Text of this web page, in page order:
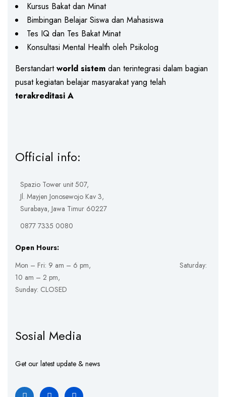
Kursus Bakat dan Minat
Bimbingan Belajar Siswa dan Mahasiswa
Tes IQ dan Tes Bakat Minat
Konsultasi Mental Health oleh Psikolog
Berstandartworld sistem dan terintegrasi dalam bagian
pusat kegiatan belajar masyarakat yang telah
terakreditasi A
Official info:
Spazio Tower unit 507,
Jl. Mayjen Jonosewojo Kav 3,
Surabaya, Jawa Timur 60227
0877 7335 0080
Open Hours:
Mon – Fri: 9 am – 6 pm, Saturday:
10 am – 2 pm,
Sunday: CLOSED
Sosial Media
Get our latest update & news